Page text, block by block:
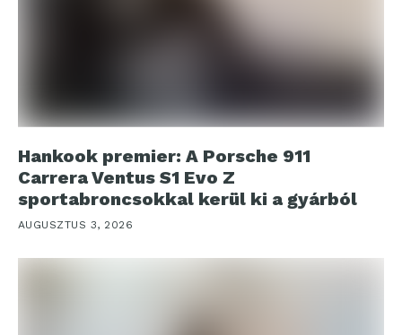
Hankook premier: A Porsche 911
Carrera Ventus S1 Evo Z
sportabroncsokkal kerül ki a gyárból
AUGUSZTUS 3, 2026